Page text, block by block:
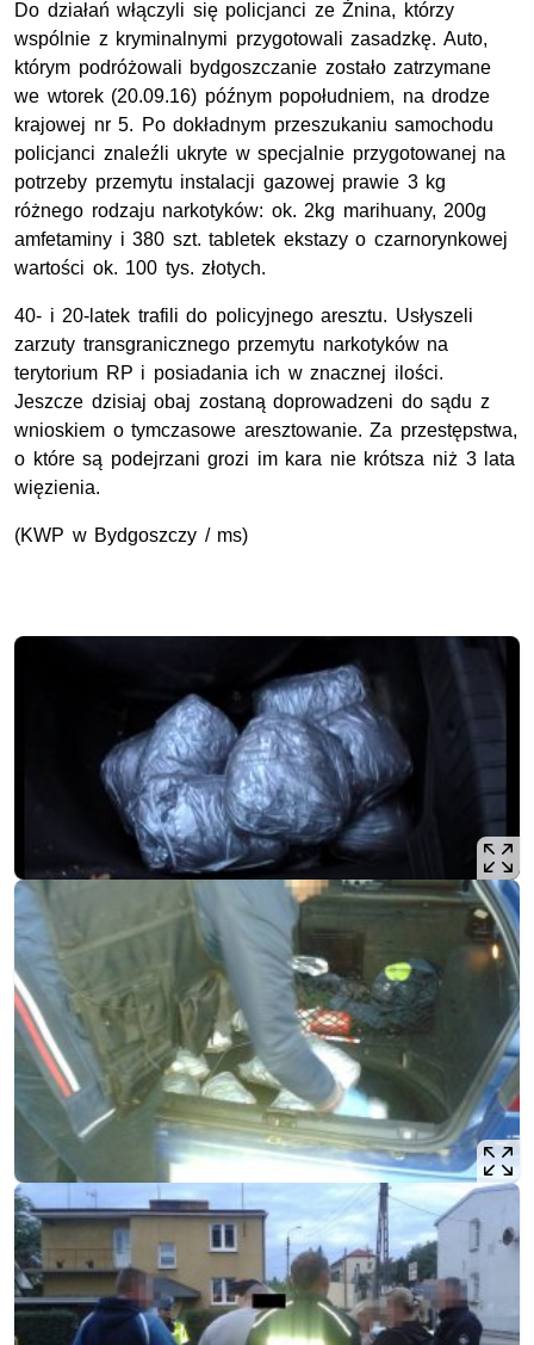
Do działań włączyli się policjanci ze Żnina, którzy
wspólnie z kryminalnymi przygotowali zasadzkę. Auto,
którym podróżowali bydgoszczanie zostało zatrzymane
we wtorek (20.09.16) późnym popołudniem, na drodze
krajowej nr 5. Po dokładnym przeszukaniu samochodu
policjanci znaleźli ukryte w specjalnie przygotowanej na
potrzeby przemytu instalacji gazowej prawie 3 kg
różnego rodzaju narkotyków: ok. 2kg marihuany, 200g
amfetaminy i 380 szt. tabletek ekstazy o czarnorynkowej
wartości ok. 100 tys. złotych.
40- i 20-latek trafili do policyjnego aresztu. Usłyszeli
zarzuty transgranicznego przemytu narkotyków na
terytorium RP i posiadania ich w znacznej ilości.
Jeszcze dzisiaj obaj zostaną doprowadzeni do sądu z
wnioskiem o tymczasowe aresztowanie. Za przestępstwa,
o które są podejrzani grozi im kara nie krótsza niż 3 lata
więzienia.
(KWP w Bydgoszczy / ms)